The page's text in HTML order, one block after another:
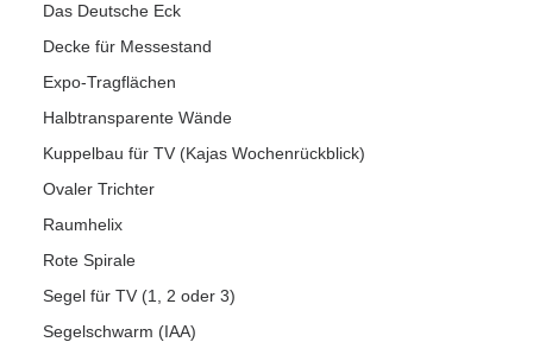
Das Deutsche Eck
Decke für Messestand
Expo-Tragflächen
Halbtransparente Wände
Kuppelbau für TV (Kajas Wochenrückblick)
Ovaler Trichter
Raumhelix
Rote Spirale
Segel für TV (1, 2 oder 3)
Segelschwarm (IAA)